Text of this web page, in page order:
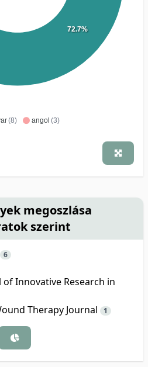
(8) angol (3)
72.7%
megoszlása
szerint
6
Innovative Research in
Therapy Journal 1